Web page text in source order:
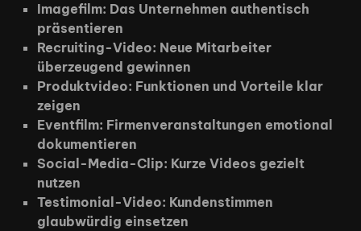
Imagefilm: Das Unternehmen authentisch
präsentieren
Recruiting-Video: Neue Mitarbeiter
überzeugend gewinnen
Produktvideo: Funktionen und Vorteile klar
zeigen
Eventfilm: Firmenveranstaltungen emotional
dokumentieren
Social-Media-Clip: Kurze Videos gezielt
nutzen
Testimonial-Video: Kundenstimmen
glaubwürdig einsetzen